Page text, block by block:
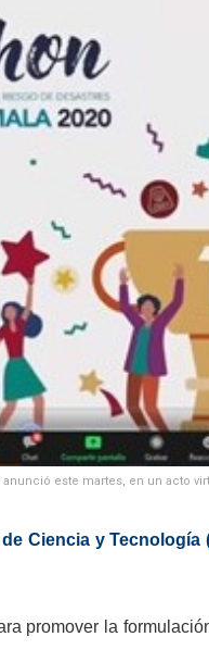
anunció este martes, en un acto
Ciencia y Tecnología
promover la